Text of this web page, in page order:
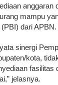
anggaran
mampu
dari APBN.
sinergi
kota,
fasilitas
jelasnya.